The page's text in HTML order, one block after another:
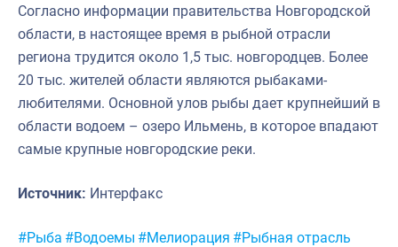
Согласно информации правительства Новгородской
области, в настоящее время в рыбной отрасли
региона трудится около 1,5 тыс. новгородцев. Более
20 тыс. жителей области являются рыбаками-
любителями. Основной улов рыбы дает крупнейший в
области водоем – озеро Ильмень, в которое впадают
самые крупные новгородские реки.
Источник: Интерфакс
Метки:
#Рыба #Водоемы #Мелиорация #Рыбная отрасль